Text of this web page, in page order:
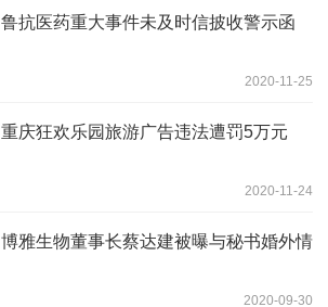
鲁抗医药重大事件未及时信披收警示函
2020-11-25
重庆狂欢乐园旅游广告违法遭罚5万元
2020-11-24
博雅生物董事长蔡达建被曝与秘书婚外情
2020-09-30